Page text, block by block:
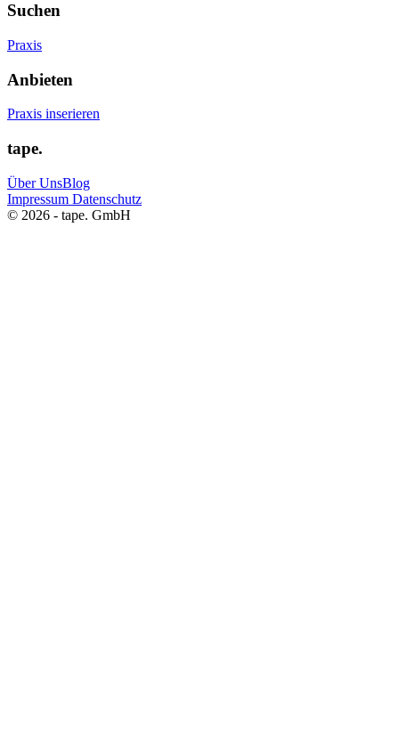
Suchen
Praxis
Anbieten
Praxis inserieren
tape.
Über UnsBlog
Impressum Datenschutz
© 2026 - tape. GmbH